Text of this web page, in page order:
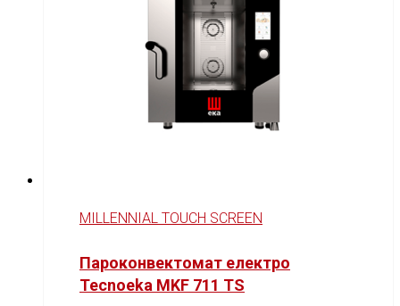
MILLENNIAL TOUCH SCREEN
Пароконвектомат електро
Tecnoeka MKF 711 TS